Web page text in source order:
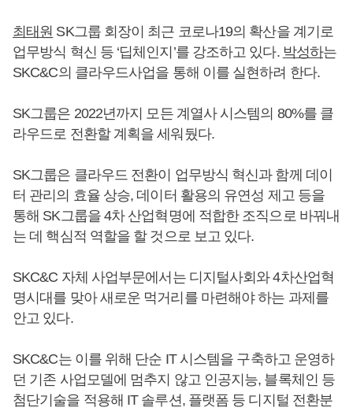
최태원 SK그룹 회장이 최근 코로나19의 확산을 계기로
업무방식 혁신 등 ‘딥체인지’를 강조하고 있다. 박성하는
SKC&C의 클라우드사업을 통해 이를 실현하려 한다.
SK그룹은 2022년까지 모든 계열사 시스템의 80%를 클
라우드로 전환할 계획을 세워뒀다.
SK그룹은 클라우드 전환이 업무방식 혁신과 함께 데이
터 관리의 효율 상승, 데이터 활용의 유연성 제고 등을
통해 SK그룹을 4차 산업혁명에 적합한 조직으로 바꿔내
는 데 핵심적 역할을 할 것으로 보고 있다.
SKC&C 자체 사업부문에서는 디지털사회와 4차산업혁
명시대를 맞아 새로운 먹거리를 마련해야 하는 과제를
안고 있다.
SKC&C는 이를 위해 단순 IT 시스템을 구축하고 운영하
던 기존 사업모델에 멈추지 않고 인공지능, 블록체인 등
첨단기술을 적용해 IT 솔루션, 플랫폼 등 디지털 전환분